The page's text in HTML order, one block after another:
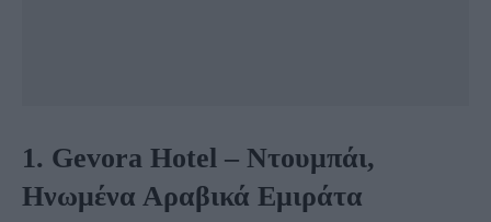
1. Gevora Hotel – Ντουμπάι,
Ηνωμένα Αραβικά Εμιράτα